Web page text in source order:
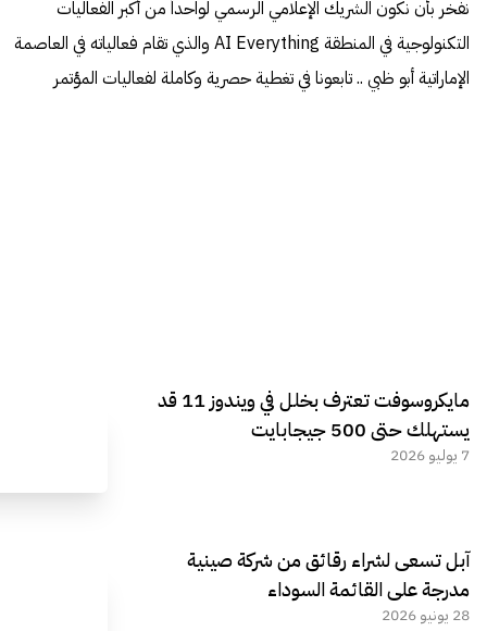
نفخر بأن نكون الشريك الإعلامي الرسمي لواحداً من أكبر الفعاليات
التكنولوجية في المنطقة AI Everything والذي تقام فعالياته في العاصمة
الإماراتية أبو ظبي .. تابعونا في تغطية حصرية وكاملة لفعاليات المؤتمر
مايكروسوفت تعترف بخلل في ويندوز 11 قد
يستهلك حتى 500 جيجابايت
7 يوليو 2026
آبل تسعى لشراء رقائق من شركة صينية
مدرجة على القائمة السوداء
28 يونيو 2026